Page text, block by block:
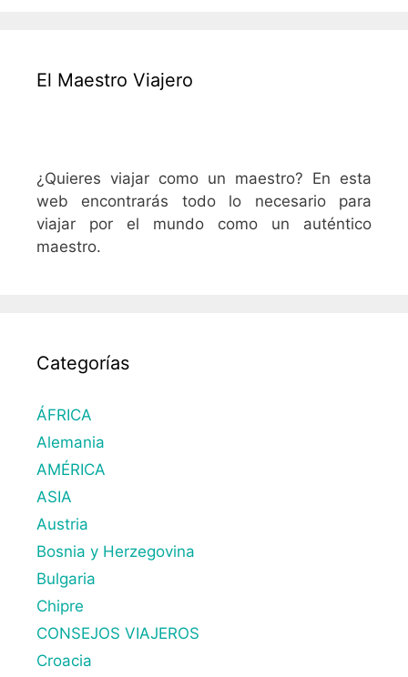
El Maestro Viajero
¿Quieres viajar como un maestro? En esta
web encontrarás todo lo necesario para
viajar por el mundo como un auténtico
maestro.
Categorías
ÁFRICA
Alemania
AMÉRICA
ASIA
Austria
Bosnia y Herzegovina
Bulgaria
Chipre
CONSEJOS VIAJEROS
Croacia